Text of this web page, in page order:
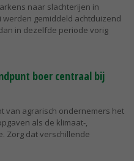
naar slachterijen in
gemiddeld achtduizend
in dezelfde periode vorig
boer centraal bij
van agrarisch ondernemers het
als de klimaat-,
Zorg dat verschillende